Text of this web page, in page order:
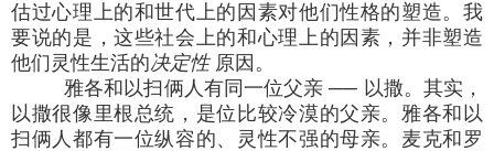
估过心理上的和世代上的因素对他们性格的塑造。我
要说的是，这些社会上的和心理上的因素，并非塑造
他们灵性生活的决定性原因。
雅各和以扫俩人有同一位父亲 ── 以撒。其实，
以撒很像里根总统，是位比较冷漠的父亲。雅各和以
扫俩人都有一位纵容的、灵性不强的母亲。麦克和罗